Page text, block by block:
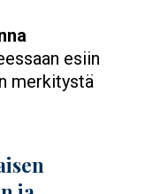
esiin
merkitystä